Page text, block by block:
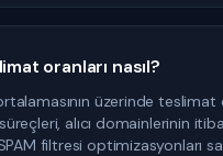
oranları nasıl?
üzerinde teslimat
alıcı domainlerinin
filtresi optimizasyonları